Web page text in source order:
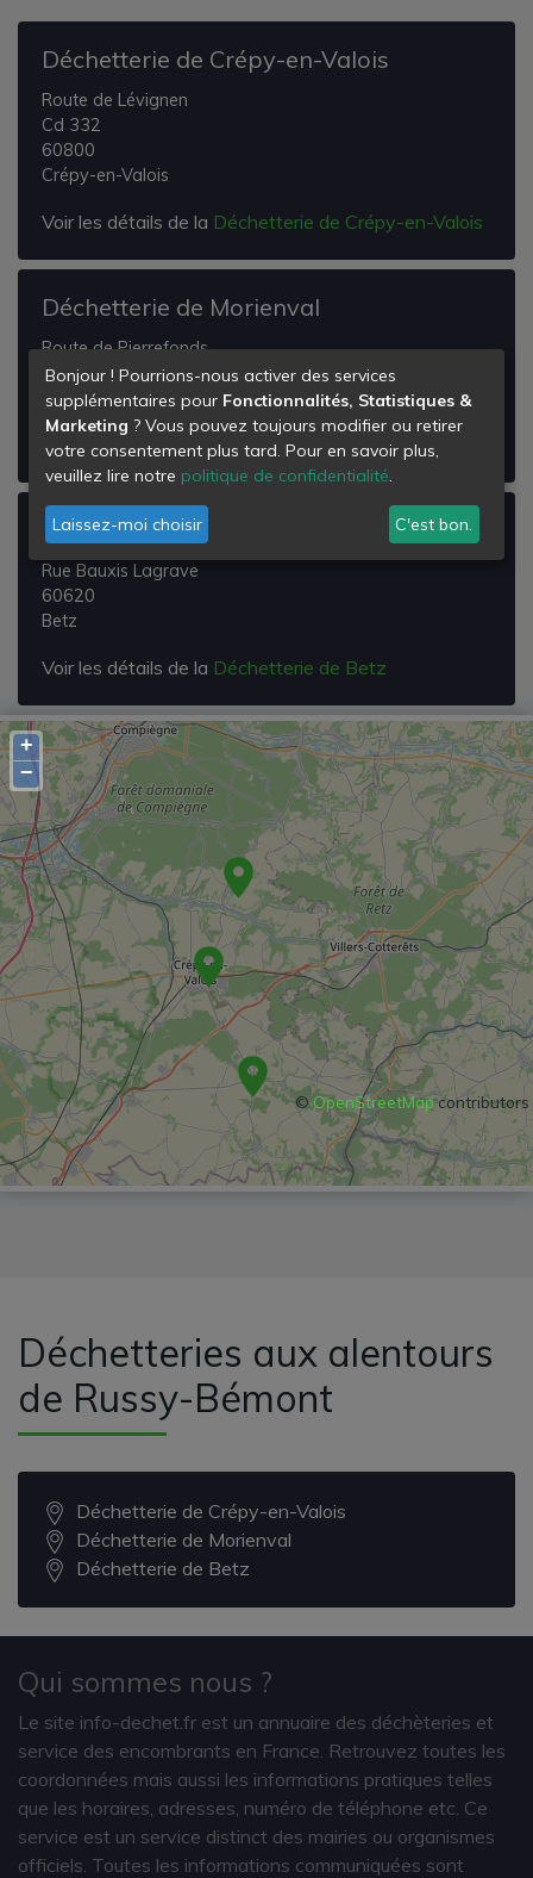
Déchetterie de Crépy-en-Valois
Route de Lévignen
Cd 332
60800
Crépy-en-Valois
Voir les détails de la Déchetterie de Crépy-en-Valois
Déchetterie de Morienval
Route de Pierrefonds
60127
Morienval
Voir les détails de laDéchetterie de Morienval
Déchetterie de Betz
Rue Bauxis Lagrave
60620
Betz
Voir les détails de la Déchetterie de Betz
+
−
©OpenStreetMapcontributors
Déchetteries aux alentours
de Russy-Bémont
Déchetterie de Crépy-en-Valois
Déchetterie de Morienval
Déchetterie de Betz
Qui sommes nous ?
Le site info-dechet.fr est un annuaire des déchèteries et
service des encombrants en France. Retrouvez toutes les
coordonnées mais aussi les informations pratiques telles
que les horaires, adresses, numéro de téléphone etc. Ce
service est un service distinct des mairies ou organismes
officiels. Toutes les informations communiquées sont
Bonjour ! Pourrions-nous activer des services
supplémentaires pour Fonctionnalités, Statistiques &
Marketing ? Vous pouvez toujours modifier ou retirer
votre consentement plus tard. Pour en savoir plus,
veuillez lire notre politique de confidentialité.
Laissez-moi choisir C'est bon.